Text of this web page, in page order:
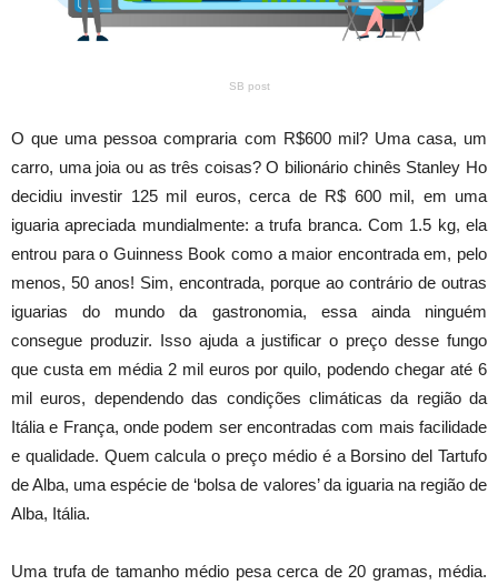
SB post
O que uma pessoa compraria com R$600 mil? Uma casa, um
carro, uma joia ou as três coisas? O bilionário chinês Stanley Ho
decidiu investir 125 mil euros, cerca de R$ 600 mil, em uma
iguaria apreciada mundialmente: a trufa branca. Com 1.5 kg, ela
entrou para o Guinness Book como a maior encontrada em, pelo
menos, 50 anos! Sim, encontrada, porque ao contrário de outras
iguarias do mundo da gastronomia, essa ainda ninguém
consegue produzir. Isso ajuda a justificar o preço desse fungo
que custa em média 2 mil euros por quilo, podendo chegar até 6
mil euros, dependendo das condições climáticas da região da
Itália e França, onde podem ser encontradas com mais facilidade
e qualidade. Quem calcula o preço médio é a Borsino del Tartufo
de Alba, uma espécie de ‘bolsa de valores’ da iguaria na região de
Alba, Itália.
Uma trufa de tamanho médio pesa cerca de 20 gramas, média.